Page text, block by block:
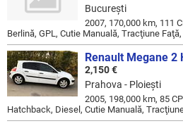
Bucureşti
2007, 170,000 km, 111
Berlină, GPL, Cutie Manuală, Tracţiune
Renault Megane 2
2,150 €
Prahova - Ploieşti
2005, 198,000 km, 85
Hatchback, Diesel, Cutie Manuală,